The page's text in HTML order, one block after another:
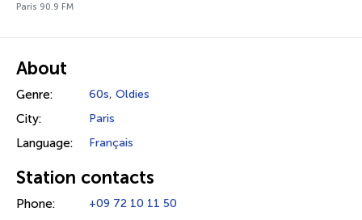
Paris 90.9 FM
About
Genre: 60s, Oldies
City: Paris
Language: Français
Station contacts
Phone: +09 72 10 11 50